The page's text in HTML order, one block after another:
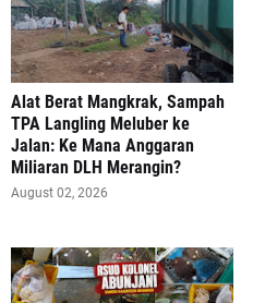
Alat Berat Mangkrak, Sampah
TPA Langling Meluber ke
Jalan: Ke Mana Anggaran
Miliaran DLH Merangin?
August 02, 2026